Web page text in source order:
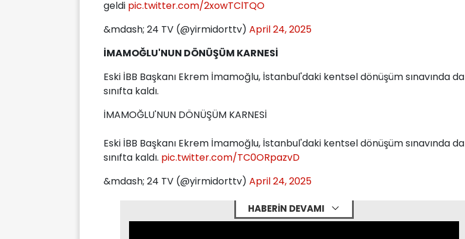
geldi pic.twitter.com/2xowTClTQO
&mdash; 24 TV (@yirmidorttv) April 24, 2025
İMAMOĞLU'NUN DÖNÜŞÜM KARNESİ
Eski İBB Başkanı Ekrem İmamoğlu, İstanbul'daki kentsel dönüşüm sınavında da
sınıfta kaldı.
İMAMOĞLU'NUN DÖNÜŞÜM KARNESİ
Eski İBB Başkanı Ekrem İmamoğlu, İstanbul'daki kentsel dönüşüm sınavında da
sınıfta kaldı. pic.twitter.com/TC0ORpazvD
&mdash; 24 TV (@yirmidorttv) April 24, 2025
HABERİN DEVAMI